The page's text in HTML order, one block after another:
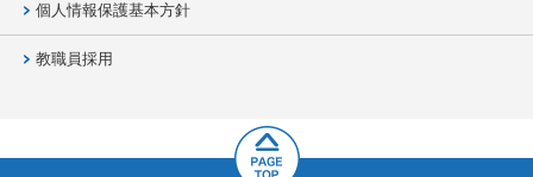
個人情報保護基本方針
教職員採用